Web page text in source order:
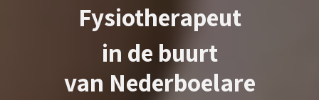
Fysiotherapeut
in de buurt
van Nederboelare